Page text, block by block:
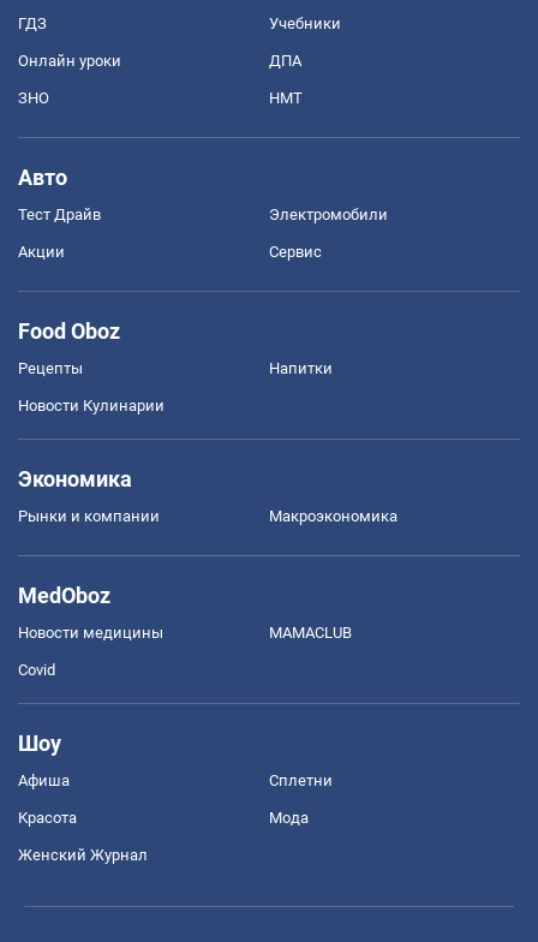
ГДЗ Учебники
Онлайн уроки ДПА
ЗНО НМТ
Авто
Тест Драйв Электромобили
Акции Сервис
Food Oboz
Рецепты Напитки
Новости Кулинарии
Экономика
Рынки и компании Mакроэкономика
MedOboz
Новости медицины MAMACLUB
Covid
Шоу
Афиша Сплетни
Красота Мода
Женский Журнал